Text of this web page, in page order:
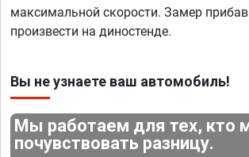
максимальной скорости. Замер
произвести на диностенде.
Вы не узнаете ваш автомобиль!
Мы работаем для тех, кто
почувствовать разницу.